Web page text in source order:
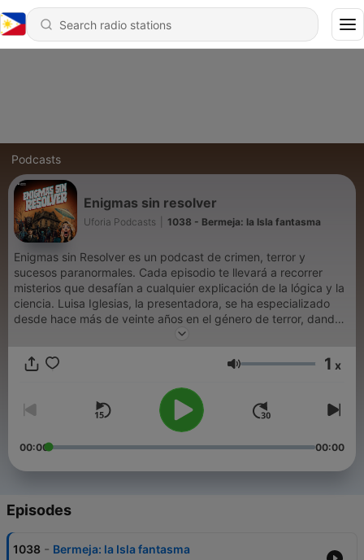
Podcasts
Enigmas sin resolver
Uforia Podcasts 1038 - Bermeja: la Isla fantasma
Enigmas sin Resolver es un podcast de crimen, terror y
sucesos paranormales. Cada episodio te llevará a recorrer
misterios que desafían a cualquier explicación de la lógica y la
ciencia. Luisa Iglesias, la presentadora, se ha especializado
desde hace más de veinte años en el género de terror, dando
conferencias por todo México y Centroamérica. Fernando
listo para ayudarlos a resolver estos misterios? #SoyEnigmático
Volume 1 x
00:00 00:00
Episodes
1038 - Bermeja: la Isla fantasma